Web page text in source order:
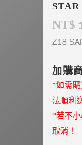
NT$
Z18
加購
*如需購
法順利
*若不小
取消！